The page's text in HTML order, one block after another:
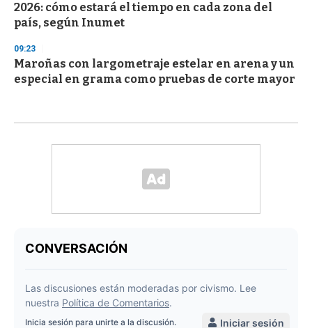
2026: cómo estará el tiempo en cada zona del
país, según Inumet
09:23
Maroñas con largometraje estelar en arena y un
especial en grama como pruebas de corte mayor